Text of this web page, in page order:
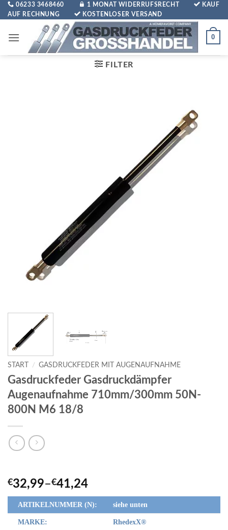
Zum
Inhalt
06233 3468460 1 MONAT WIDERRUFSRECHT
KAUF
AUF RECHNUNG
KOSTENLOSER VERSAND
0
FILTER
START / GASDRUCKFEDER MIT AUGENAUFNAHME
Gasdruckfeder Gasdruckdämpfer
Augenaufnahme 710mm/300mm 50N-
800N M6 18/8
€32,99–€41,24
ARTIKELNUMMER (N): siehe unten
MARKE: RhedexX®